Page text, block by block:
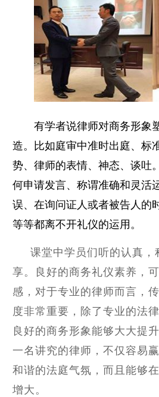
有学者说律师对商务形象
造。比如庭审中准时出庭、标
势、律师的表情、神态、谈吐。
何申请发言、称谓准确和灵活
误、在询问证人或者被告人的
等等都离不开礼仪的运用。
课堂中学员们听的认真，
享。良好的商务礼仪素养，
感，对于专业的律师而言，
度非常重要，除了专业的法
良好的商务形象能够大大提
一名讲究的律师，不仅容易
和谐的法庭气氛，而且能够
增大。